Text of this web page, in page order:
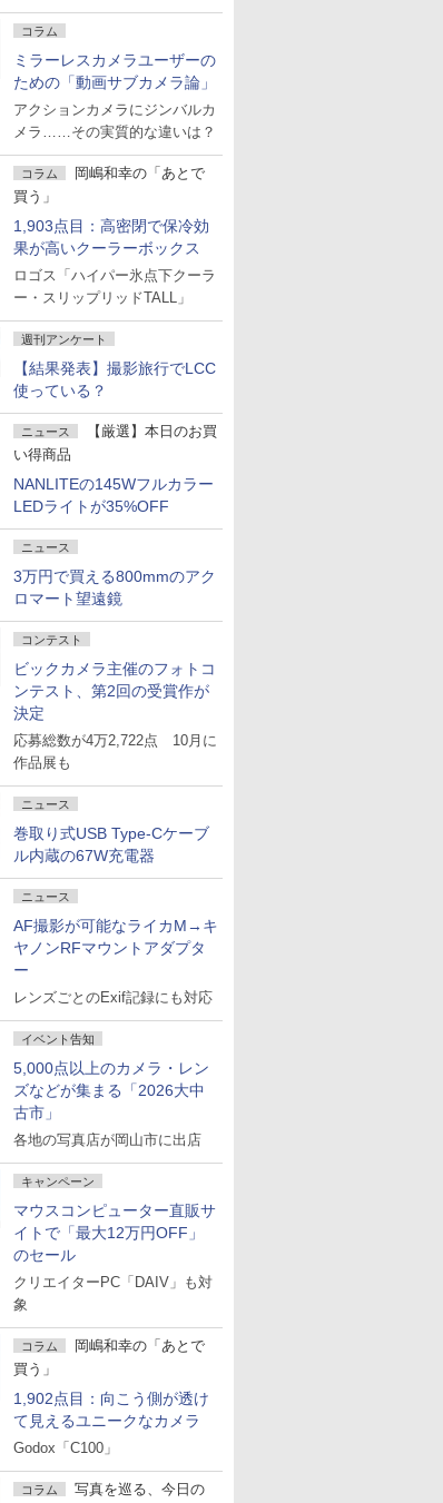
コラム
ミラーレスカメラユーザーの
ための「動画サブカメラ論」
アクションカメラにジンバルカ
メラ……その実質的な違いは？
コラム
岡嶋和幸の「あとで
買う」
1,903点目：高密閉で保冷効
果が高いクーラーボックス
ロゴス「ハイパー氷点下クーラ
ー・スリップリッドTALL」
週刊アンケート
【結果発表】撮影旅行でLCC
使っている？
ニュース
【厳選】本日のお買
い得商品
NANLITEの145Wフルカラー
LEDライトが35%OFF
ニュース
3万円で買える800mmのアク
ロマート望遠鏡
コンテスト
ビックカメラ主催のフォトコ
ンテスト、第2回の受賞作が
決定
応募総数が4万2,722点 10月に
作品展も
ニュース
巻取り式USB Type-Cケーブ
ル内蔵の67W充電器
ニュース
AF撮影が可能なライカM→キ
ヤノンRFマウントアダプタ
ー
レンズごとのExif記録にも対応
イベント告知
5,000点以上のカメラ・レン
ズなどが集まる「2026大中
古市」
各地の写真店が岡山市に出店
キャンペーン
マウスコンピューター直販サ
イトで「最大12万円OFF」
のセール
クリエイターPC「DAIV」も対
象
コラム
岡嶋和幸の「あとで
買う」
1,902点目：向こう側が透け
て見えるユニークなカメラ
Godox「C100」
コラム
写真を巡る、今日の